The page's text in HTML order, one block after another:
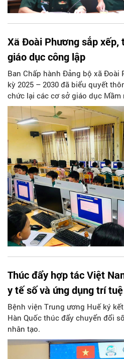
Xã Đoài Phương sắp xếp,
giáo dục công lập
Ban Chấp hành Đảng bộ xã Đoài
kỳ 2025 – 2030 đã biểu quyết
chức lại các cơ sở giáo dục
cơ sở (THCS) và Đề án sắp xếp,
đảng trong các cơ sở giáo dục
bàn xã.
Thúc đẩy hợp tác Việt
y tế số và ứng dụng trí
Bệnh viện Trung ương Huế ký
Hàn Quốc thúc đẩy chuyển đổi
nhân tạo.